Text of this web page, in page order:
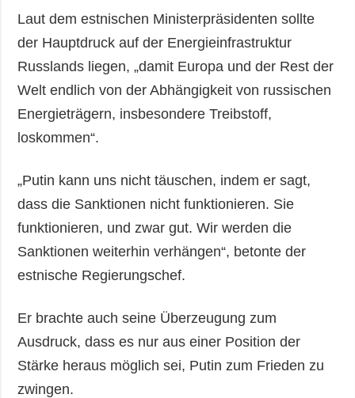
Laut dem estnischen Ministerpräsidenten sollte
der Hauptdruck auf der Energieinfrastruktur
Russlands liegen, „damit Europa und der Rest der
Welt endlich von der Abhängigkeit von russischen
Energieträgern, insbesondere Treibstoff,
loskommen“.
„Putin kann uns nicht täuschen, indem er sagt,
dass die Sanktionen nicht funktionieren. Sie
funktionieren, und zwar gut. Wir werden die
Sanktionen weiterhin verhängen“, betonte der
estnische Regierungschef.
Er brachte auch seine Überzeugung zum
Ausdruck, dass es nur aus einer Position der
Stärke heraus möglich sei, Putin zum Frieden zu
zwingen.